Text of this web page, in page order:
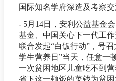
国际知名学府深造及考察交
- 5月14日，安利公益基金
基金、中国关心下一代工
联合发起“白饭行动”，号
学生营养日”当天，任意一
一次贫困地区儿童吃不到
省下这一顿饭的菜钱为贫